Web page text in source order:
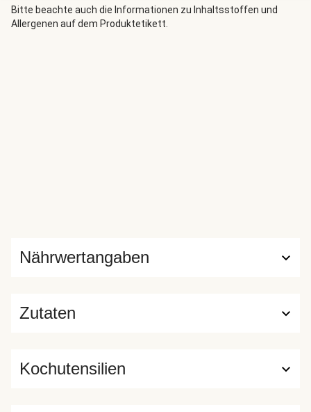
Bitte beachte auch die Informationen zu Inhaltsstoffen und
Allergenen auf dem Produktetikett.
Zutaten
Nährwertangaben
Kochutensilien